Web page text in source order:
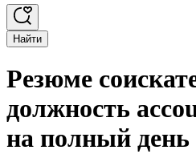
Найти
Резюме
должность
на полный